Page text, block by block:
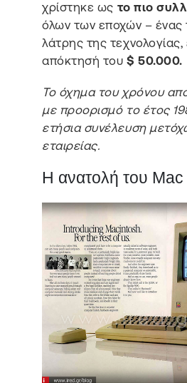
χρίστηκε ως το πιο
όλων των εποχών – ένας
λάτρης της
απόκτησή του $ 50.000.
Το όχημα του χρόνου
με προορισμό το έτος
ετήσια συνέλευση
εταιρείας.
Η ανατολή του Mac